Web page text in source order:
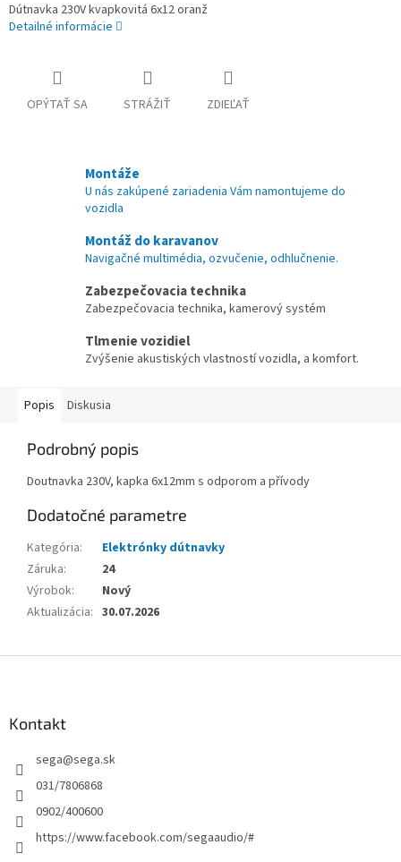
Dútnavka 230V kvapkovitá 6x12 oranž
Detailné informácie
OPÝTAŤ SA STRÁŽIŤ ZDIEĽAŤ
Montáže
U nás zakúpené zariadenia Vám namontujeme do
vozidla
Montáž do karavanov
Navigačné multimédia, ozvučenie, odhlučnenie.
Zabezpečovacia technika
Zabezpečovacia technika, kamerový systém
Tlmenie vozidiel
Zvýšenie akustiských vlastností vozidla, a komfort.
Popis Diskusia
Podrobný popis
Doutnavka 230V, kapka 6x12mm s odporom a přívody
Dodatočné parametre
Kategória:
Elektrónky dútnavky
Záruka:
24
Výrobok:
Nový
Aktualizácia: 30.07.2026
Kontakt
sega@sega.sk
031/7806868
0902/400600
https://www.facebook.com/segaaudio/#